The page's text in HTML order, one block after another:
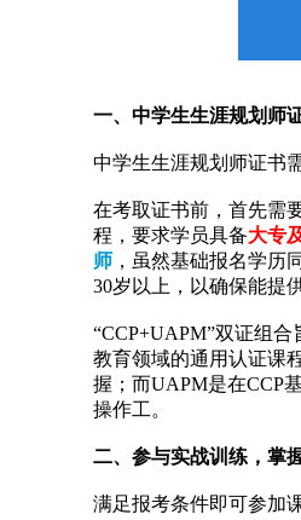
一、中学生生涯规划师
中学生生涯规划师证书
在考取证书前，首先需
程，要求学员具备大专
师 ，虽然基础报名学历
30岁以上，以确保能提
“CCP+UAPM”双证组
教育领域的通用认证课
握；而UAPM是在CCP
操作工。
二、参与实战训练，掌
满足报考条件即可参加